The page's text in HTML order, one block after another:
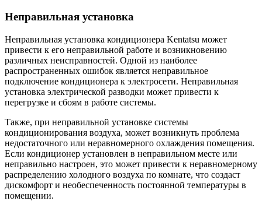
Неправильная установка
Неправильная установка кондиционера Kentatsu может
привести к его неправильной работе и возникновению
различных неисправностей. Одной из наиболее
распространенных ошибок является неправильное
подключение кондиционера к электросети. Неправильная
установка электрической разводки может привести к
перегрузке и сбоям в работе системы.
Также, при неправильной установке системы
кондиционирования воздуха, может возникнуть проблема
недостаточного или неравномерного охлаждения помещения.
Если кондиционер установлен в неправильном месте или
неправильно настроен, это может привести к неравномерному
распределению холодного воздуха по комнате, что создаст
дискомфорт и необеспеченность постоянной температуры в
помещении.